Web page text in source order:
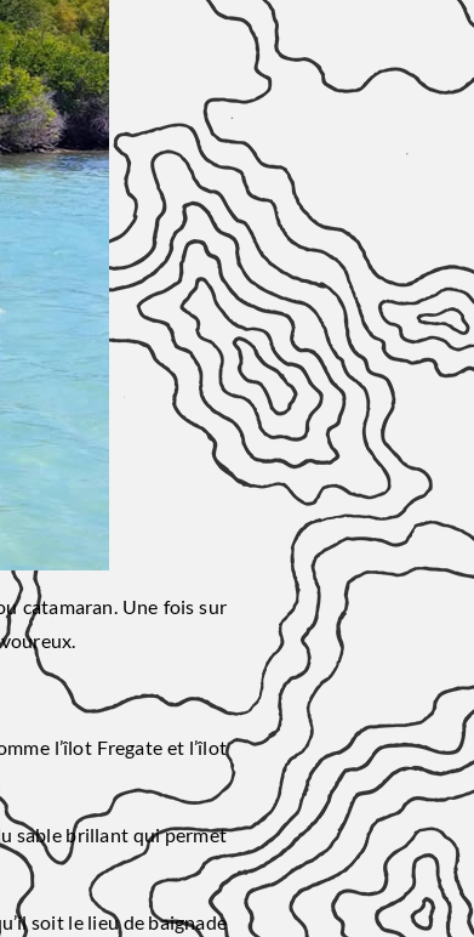
catamaran. Une fois sur
l’îlot Fregate et l’îlot
sable brillant qui permet
soit le lieu de baignade